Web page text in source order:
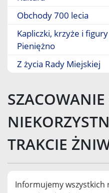
Obchody 700 lecia
Kapliczki, krzyże i
Pieniężno
Z życia Rady Miejskiej
TRAKCIE
Informujemy wszystkich